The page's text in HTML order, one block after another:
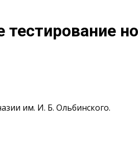
им. И. Б. Ольбинского.